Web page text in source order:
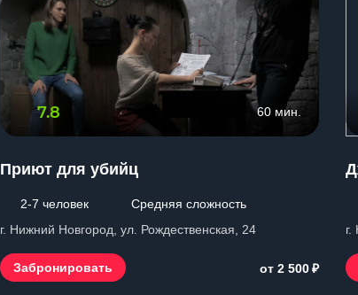
7.8 60 мин.
Приют для убийц
2-7 человек
Средняя сложность
г. Нижний Новгород, ул. Рождественская, 24
Забронировать от 2 500₽